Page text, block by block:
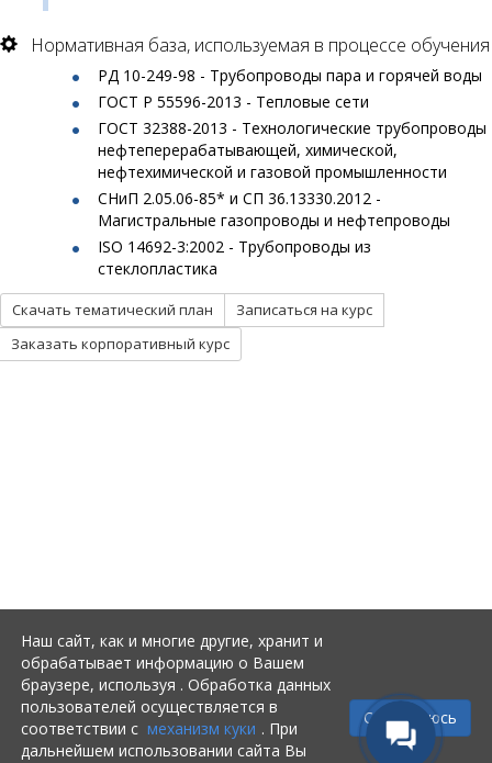
Нормативная база, используемая в процессе обучения
РД 10-249-98 - Трубопроводы пара и горячей воды
ГОСТ Р 55596-2013 - Тепловые сети
ГОСТ 32388-2013 - Технологические трубопроводы
нефтеперерабатывающей, химической,
нефтехимической и газовой промышленности
СНиП 2.05.06-85* и СП 36.13330.2012 -
Магистральные газопроводы и нефтепроводы
ISO 14692-3:2002 - Трубопроводы из
стеклопластика
Скачать тематический план
Записаться на курс
Заказать корпоративный курс
Специальные предложения
СТАРТ-Проф
Документация по программе
ПАССАТ
Документация по программе
Гидросистема
Руководство пользователя
Наш сайт, как и многие другие, хранит и
обрабатывает информацию о Вашем
браузере, используя . Обработка данных
пользователей осуществляется в
соответствии с механизм куки . При
дальнейшем использовании сайта Вы
Соглашаюсь